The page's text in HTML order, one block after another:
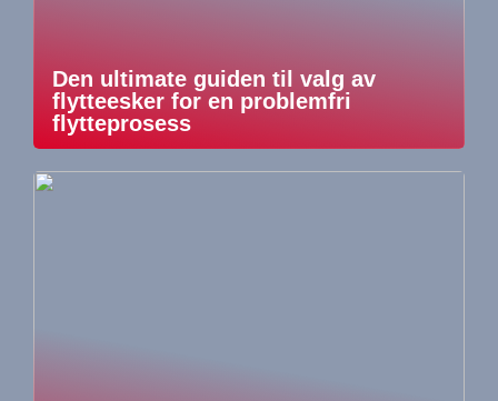
Den ultimate guiden til valg av
flytteesker for en problemfri
flytteprosess